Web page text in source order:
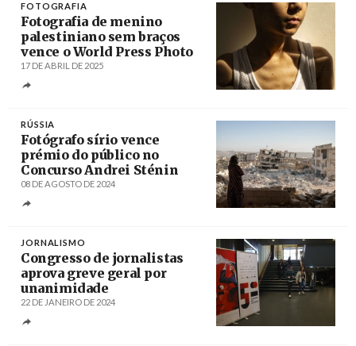
FOTOGRAFIA
Fotografia de menino
palestiniano sem braços
vence o World Press Photo
17 DE ABRIL DE 2025
RÚSSIA
Fotógrafo sírio vence
prémio do público no
Concurso Andrei Sténin
08 DE AGOSTO DE 2024
JORNALISMO
Congresso de jornalistas
aprova greve geral por
unanimidade
22 DE JANEIRO DE 2024